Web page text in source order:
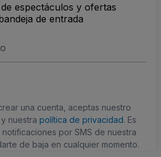
espectáculos y ofertas
de entrada
una cuenta, aceptas nuestro
y nuestra política de privacidad. Es
por SMS de nuestra
de baja en cualquier momento.